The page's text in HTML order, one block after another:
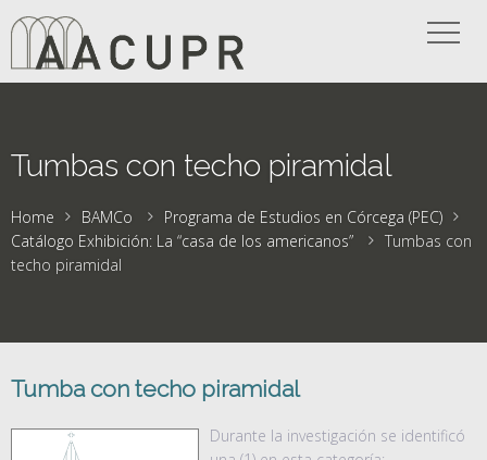
Tumbas con techo piramidal
Home BAMCo
Programa de Estudios en Córcega (PEC)
Catálogo Exhibición: La “casa de los americanos”
Tumbas con
techo piramidal
Tumba con techo piramidal
Durante la investigación se identificó